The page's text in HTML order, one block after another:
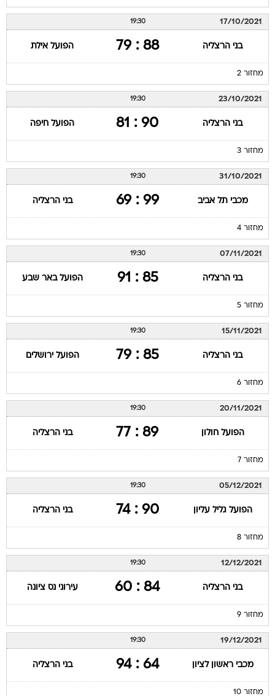
17/10/2021
19:30
בני הרצליה 88 : 79 הפועל אילת
מחזור 2
23/10/2021
19:30
בני הרצליה 90 : 81 הפועל חיפה
מחזור 3
31/10/2021
19:30
מכבי תל אביב 99 : 69 בני הרצליה
מחזור 4
07/11/2021
19:30
בני הרצליה 85 : 91 הפועל באר שבע
מחזור 5
15/11/2021
19:30
בני הרצליה 85 : 79 הפועל ירושלים
מחזור 6
20/11/2021
19:30
הפועל חולון 89 : 77 בני הרצליה
מחזור 7
05/12/2021
19:30
הפועל גליל עליון 90 : 74 בני הרצליה
מחזור 8
12/12/2021
19:30
בני הרצליה 84 : 60 עירוני נס ציונה
מחזור 9
19/12/2021
19:30
מכבי ראשון לציון 64 : 94 בני הרצליה
מחזור 10